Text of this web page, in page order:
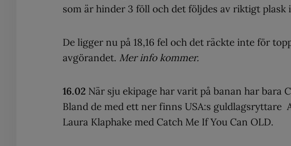
som är hinder 3 föll och det följdes av riktigt plask
De ligger nu på 18,16 fel och det räckte inte för
avgörandet. Mer info kommer.
16.02 När sju ekipage har varit på banan har bara
Bland de med ett ner finns USA:s
Laura Klaphake med Catch Me If You Can OLD.